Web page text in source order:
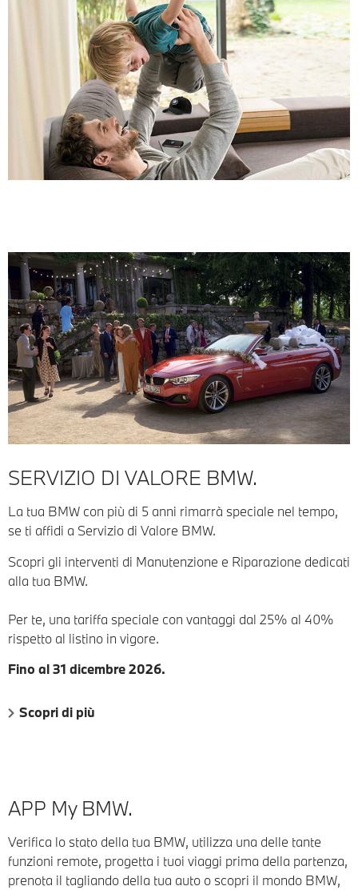
SERVIZIO DI VALORE BMW.
La tua BMW con più di 5 anni rimarrà speciale nel tempo,
se ti affidi a Servizio di Valore BMW.
Scopri gli interventi di Manutenzione e Riparazione dedicati
alla tua BMW.
Per te, una tariffa speciale con vantaggi dal 25% al 40%
rispetto al listino in vigore.
Fino al 31 dicembre 2026.
Scopri di più
APP My BMW.
Verifica lo stato della tua BMW, utilizza una delle tante
funzioni remote, progetta i tuoi viaggi prima della partenza,
prenota il tagliando della tua auto o scopri il mondo BMW,